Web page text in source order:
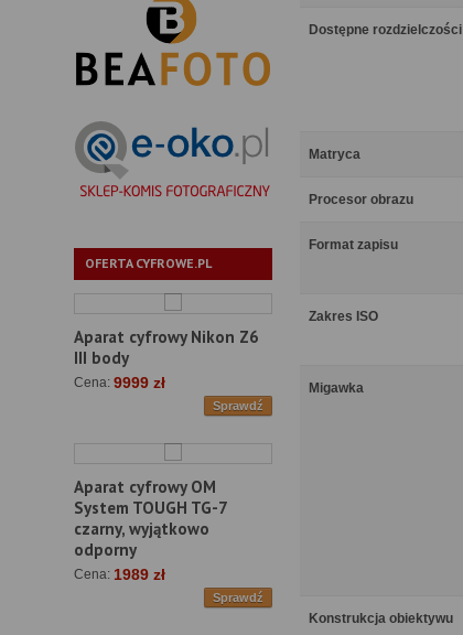
OFERTA CYFROWE.PL
Aparat cyfrowy Nikon Z6
III body
Cena: 9999 zł
Sprawdź
Aparat cyfrowy OM
System TOUGH TG-7
czarny, wyjątkowo
odporny
Cena: 1989 zł
Sprawdź
Dostępne rozdzielczości
Matryca
Procesor obrazu
Format zapisu
Zakres ISO
Migawka
Konstrukcja obiektywu